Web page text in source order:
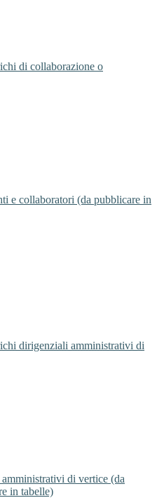
di collaborazione o
e collaboratori (da pubblicare in
dirigenziali amministrativi di
di vertice (da
in tabelle)